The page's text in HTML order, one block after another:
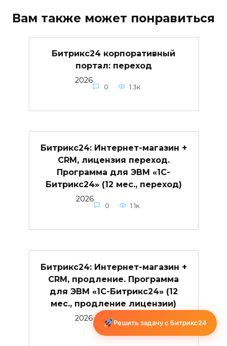
Вам также может понравиться
Битрикс24 корпоративный
портал: переход
2026
0 1.3к.
Битрикс24: Интернет-магазин +
CRM, лицензия переход.
Программа для ЭВМ «1С-
Битрикс24» (12 мес., переход)
2026
0 1.1к.
Битрикс24: Интернет-магазин +
CRM, продление. Программа
для ЭВМ «1С-Битрикс24» (12
мес., продление лицензии)
2026
0 1.5к.
Решить задачу с Битрикс24